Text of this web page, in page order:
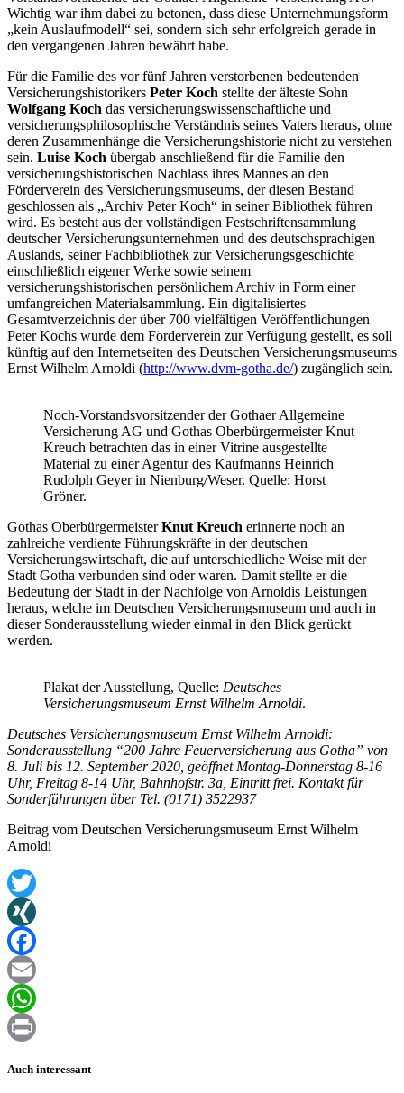
Wichtig war ihm dabei zu betonen, dass diese Unternehmungsform
„kein Auslaufmodell“ sei, sondern sich sehr erfolgreich gerade in
den vergangenen Jahren bewährt habe.
Für die Familie des vor fünf Jahren verstorbenen bedeutenden
Versicherungshistorikers Peter Koch stellte der älteste Sohn
Wolfgang Koch das versicherungswissenschaftliche und
versicherungsphilosophische Verständnis seines Vaters heraus, ohne
deren Zusammenhänge die Versicherungshistorie nicht zu verstehen
sein. Luise Koch übergab anschließend für die Familie den
versicherungshistorischen Nachlass ihres Mannes an den
Förderverein des Versicherungsmuseums, der diesen Bestand
geschlossen als „Archiv Peter Koch“ in seiner Bibliothek führen
wird. Es besteht aus der vollständigen Festschriftensammlung
deutscher Versicherungsunternehmen und des deutschsprachigen
Auslands, seiner Fachbibliothek zur Versicherungsgeschichte
einschließlich eigener Werke sowie seinem
versicherungshistorischen persönlichem Archiv in Form einer
umfangreichen Materialsammlung. Ein digitalisiertes
Gesamtverzeichnis der über 700 vielfältigen Veröffentlichungen
Peter Kochs wurde dem Förderverein zur Verfügung gestellt, es soll
künftig auf den Internetseiten des Deutschen Versicherungsmuseums
Ernst Wilhelm Arnoldi (http://www.dvm-gotha.de/) zugänglich sein.
Noch-Vorstandsvorsitzender der Gothaer Allgemeine
Versicherung AG und Gothas Oberbürgermeister Knut
Kreuch betrachten das in einer Vitrine ausgestellte
Material zu einer Agentur des Kaufmanns Heinrich
Rudolph Geyer in Nienburg/Weser. Quelle: Horst
Gröner.
Gothas OberbürgermeisterKnut Kreuch erinnerte noch an
zahlreiche verdiente Führungskräfte in der deutschen
Versicherungswirtschaft, die auf unterschiedliche Weise mit der
Stadt Gotha verbunden sind oder waren. Damit stellte er die
Bedeutung der Stadt in der Nachfolge von Arnoldis Leistungen
heraus, welche im Deutschen Versicherungsmuseum und auch in
dieser Sonderausstellung wieder einmal in den Blick gerückt
werden.
Plakat der Ausstellung, Quelle: Deutsches
Versicherungsmuseum Ernst Wilhelm Arnoldi.
Deutsches Versicherungsmuseum Ernst Wilhelm Arnoldi:
Sonderausstellung “200 Jahre Feuerversicherung aus Gotha” von
8. Juli bis 12. September 2020, geöffnet Montag-Donnerstag 8-16
Uhr, Freitag 8-14 Uhr, Bahnhofstr. 3a, Eintritt frei. Kontakt für
Sonderführungen über Tel. (0171) 3522937
Beitrag vom Deutschen Versicherungsmuseum Ernst Wilhelm
Arnoldi
Twitter
XING
Facebook
Email
WhatsApp
Auch interessant